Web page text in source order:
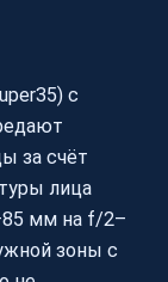
с
за счёт
лица
мм на f/2–
зоны с